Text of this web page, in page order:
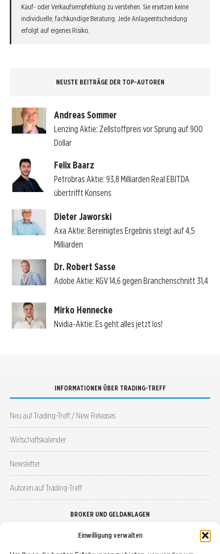
Einwilligung verwalten
Kauf- oder Verkaufsempfehlung zu verstehen. Sie ersetzen keine
individuelle, fachkundige Beratung. Jede Anlageentscheidung
erfolgt auf eigenes Risiko.
NEUSTE BEITRÄGE DER TOP-AUTOREN
Andreas Sommer
Lenzing Aktie: Zellstoffpreis vor Sprung auf 900
Dollar
Felix Baarz
Petrobras Aktie: 93,8 Milliarden Real EBITDA
übertrifft Konsens
Dieter Jaworski
Axa Aktie: Bereinigtes Ergebnis steigt auf 4,5
Milliarden
Dr. Robert Sasse
Adobe Aktie: KGV 14,6 gegen Branchenschnitt 31,4
Mirko Hennecke
Nvidia-Aktie: Es geht alles jetzt los!
INFORMATIONEN ÜBER TRADING-TREFF
Neu auf Trading-Treff / New Releases
Wirtschaftskalender
Newsletter
Autoren auf Trading-Treff
BROKER UND GELDANLAGEN